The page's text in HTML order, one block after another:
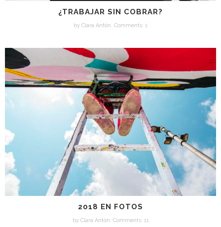
¿TRABAJAR SIN COBRAR?
by Clara Antón, Comments: 1
2018 EN FOTOS
by Clara Antón, Comments: 11